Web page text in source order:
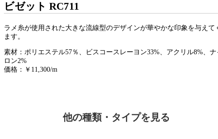
ビゼット RC711
ラメ糸が使用された大きな流線型のデザインが華やかな印象を与えて
ます。
素材：ポリエステル57％、ビスコースレーヨン33%、アクリル8%、ナ
ロン2%
価格：￥11,300/m
他の種類・タイプを見る